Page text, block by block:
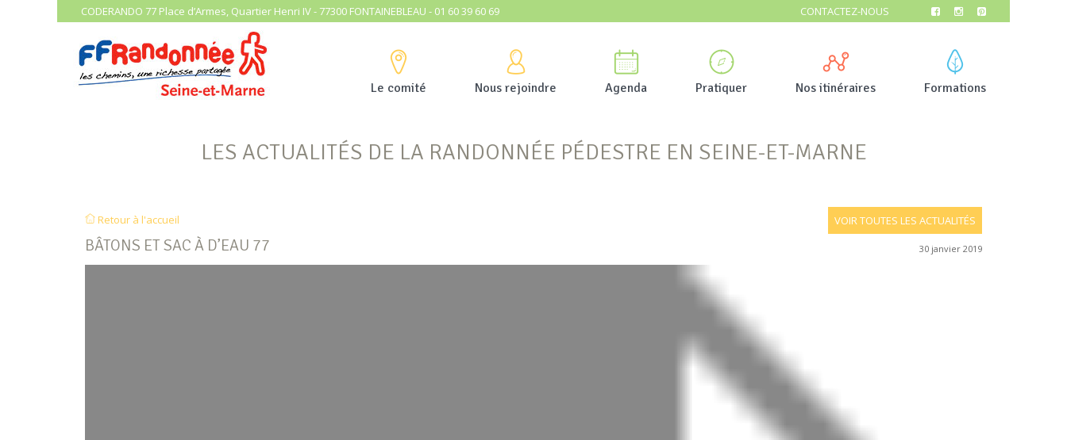
CODERANDO 77 Place d’Armes, Quartier Henri IV - 77300 FONTAINEBLEAU - 01 60 39 60 69 CONTACTEZ-NOUS
Le comité Nous rejoindre Agenda Pratiquer Nos itinéraires Formations
LES ACTUALITÉS DE LA RANDONNÉE PÉDESTRE EN SEINE-ET-MARNE
Retour à l'accueil VOIR TOUTES LES ACTUALITÉS
BÂTONS ET SAC À D’EAU 77 30 janvier 2019